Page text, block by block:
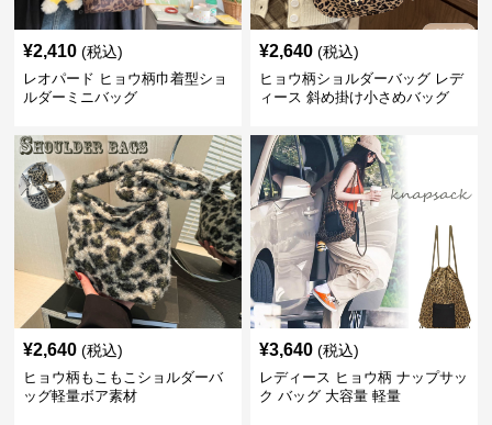
¥2,410 (税込)
レオパード ヒョウ柄巾着型ショ
ルダーミニバッグ
¥2,640 (税込)
ヒョウ柄ショルダーバッグ レデ
ィース 斜め掛け小さめバッグ
¥2,640 (税込)
ヒョウ柄もこもこショルダーバ
ッグ軽量ボア素材
¥3,640 (税込)
レディース ヒョウ柄 ナップサッ
ク バッグ 大容量 軽量